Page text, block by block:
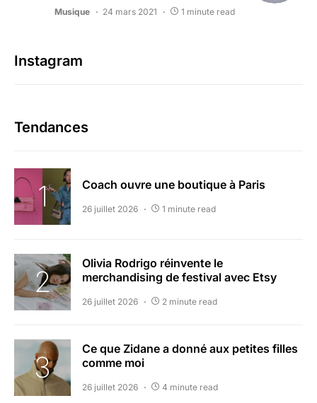
Musique 24 mars 2021 1 minute read
Instagram
Tendances
Coach ouvre une boutique à Paris
26 juillet 2026 1 minute read
Olivia Rodrigo réinvente le
merchandising de festival avec Etsy
26 juillet 2026 2 minute read
Ce que Zidane a donné aux petites filles
comme moi
26 juillet 2026 4 minute read